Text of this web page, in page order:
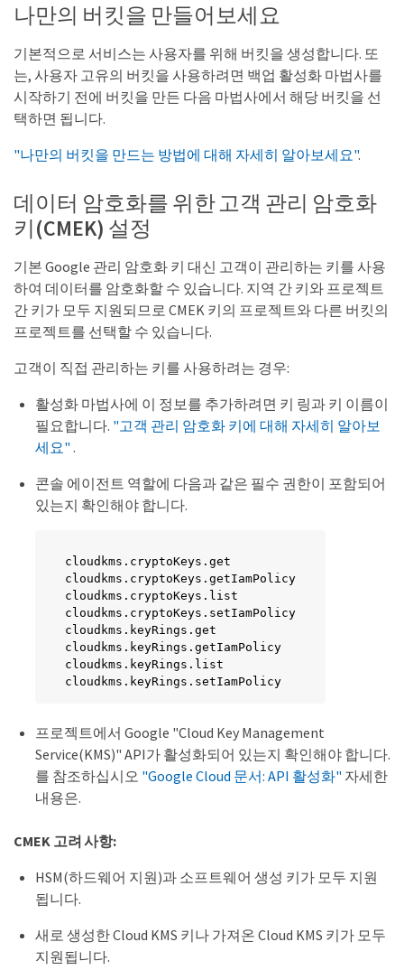
나만의 버킷을 만들어보세요
기본적으로 서비스는 사용자를 위해 버킷을 생성합니다. 또
는, 사용자 고유의 버킷을 사용하려면 백업 활성화 마법사를
시작하기 전에 버킷을 만든 다음 마법사에서 해당 버킷을 선
택하면 됩니다.
"나만의 버킷을 만드는 방법에 대해 자세히 알아보세요".
데이터 암호화를 위한 고객 관리 암호화
키(CMEK) 설정
기본 Google 관리 암호화 키 대신 고객이 관리하는 키를 사용
하여 데이터를 암호화할 수 있습니다. 지역 간 키와 프로젝트
간 키가 모두 지원되므로 CMEK 키의 프로젝트와 다른 버킷의
프로젝트를 선택할 수 있습니다.
고객이 직접 관리하는 키를 사용하려는 경우:
활성화 마법사에 이 정보를 추가하려면 키 링과 키 이름이
필요합니다. "고객 관리 암호화 키에 대해 자세히 알아보
세요" .
콘솔 에이전트 역할에 다음과 같은 필수 권한이 포함되어
있는지 확인해야 합니다.
cloudkms.cryptoKeys.get
cloudkms.cryptoKeys.getIamPolicy
cloudkms.cryptoKeys.list
cloudkms.cryptoKeys.setIamPolicy
cloudkms.keyRings.get
cloudkms.keyRings.getIamPolicy
cloudkms.keyRings.list
cloudkms.keyRings.setIamPolicy
프로젝트에서 Google "Cloud Key Management
Service(KMS)" API가 활성화되어 있는지 확인해야 합니다.
를 참조하십시오 "Google Cloud 문서: API 활성화" 자세한
내용은.
CMEK 고려 사항:
HSM(하드웨어 지원)과 소프트웨어 생성 키가 모두 지원
됩니다.
새로 생성한 Cloud KMS 키나 가져온 Cloud KMS 키가 모두
지원됩니다.